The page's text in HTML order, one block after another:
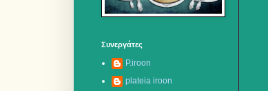
Συνεργάτες
P.iroon
plateia iroon